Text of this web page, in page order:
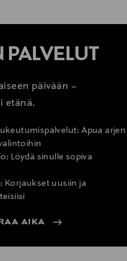
päivään –
etänä.
Apua arjen
Löydä sinulle sopiva
Korjaukset uusiin ja
AIKA